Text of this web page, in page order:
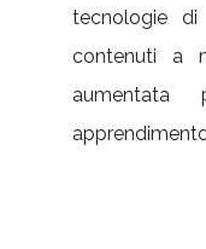
tecnologie
contenuti a
aumentata